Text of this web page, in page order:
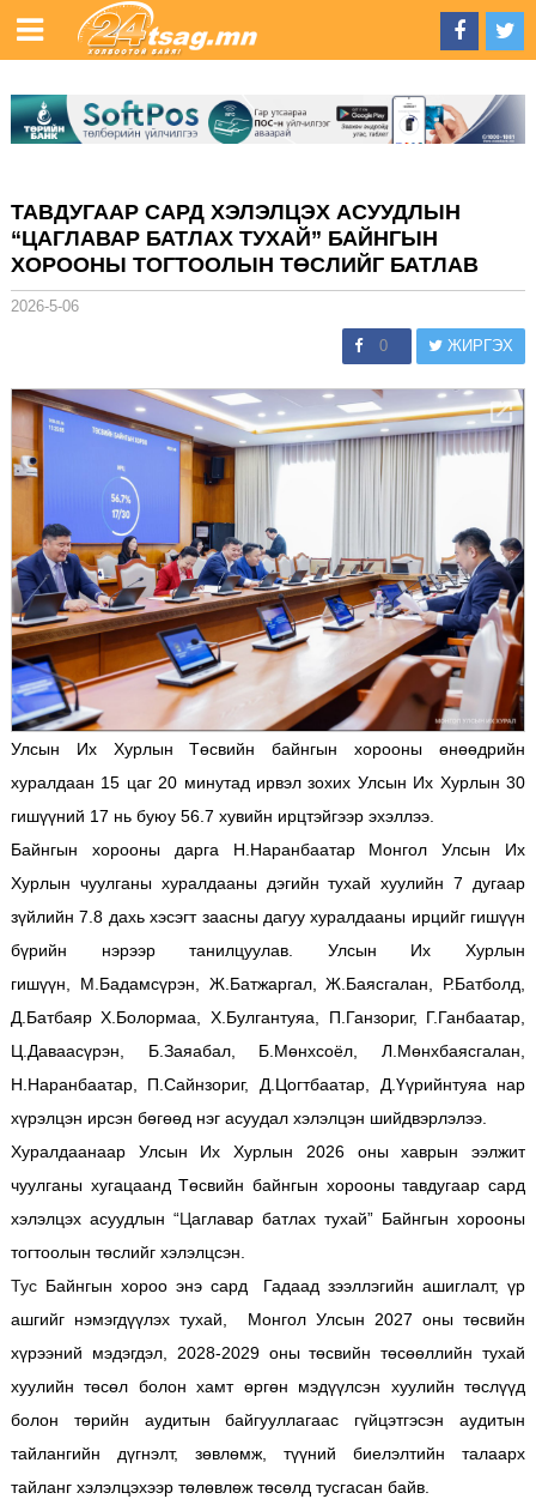
ТАВДУГААР САРД ХЭЛЭЛЦЭХ АСУУДЛЫН
“ЦАГЛАВАР БАТЛАХ ТУХАЙ” БАЙНГЫН
ХОРООНЫ ТОГТООЛЫН ТӨСЛИЙГ БАТЛАВ
2026-5-06
0 ЖИРГЭХ
Улсын Их Хурлын Төсвийн байнгын хорооны өнөөдрийн
хуралдаан 15 цаг 20 минутад ирвэл зохих Улсын Их Хурлын 30
гишүүний 17 нь буюу 56.7 хувийн ирцтэйгээр эхэллээ.
Байнгын хорооны дарга Н.Наранбаатар Монгол Улсын Их
Хурлын чуулганы хуралдааны дэгийн тухай хуулийн 7 дугаар
зүйлийн 7.8 дахь хэсэгт заасны дагуу хуралдааны ирцийг гишүүн
бүрийн нэрээр танилцуулав. Улсын Их Хурлын
гишүүн,
М.Бадамсүрэн, Ж.Батжаргал, Ж.Баясгалан, Р.Батболд,
Д.Батбаяр Х.Болормаа, Х.Булгантуяа, П.Ганзориг, Г.Ганбаатар,
Ц.Даваасүрэн, Б.Заяабал, Б.Мөнхсоёл, Л.Мөнхбаясгалан,
Н.Наранбаатар, П.Сайнзориг, Д.Цогтбаатар, Д.Үүрийнтуяа нар
хүрэлцэн ирсэн бөгөөд нэг асуудал хэлэлцэн шийдвэрлэлээ.
Хуралдаанаар Улсын Их Хурлын 2026 оны хаврын ээлжит
чуулганы хугацаанд Төсвийн байнгын хорооны тавдугаар сард
хэлэлцэх асуудлын “Цаглавар батлах тухай” Байнгын хорооны
тогтоолын төслийг хэлэлцсэн.
Тус Байнгын хороо энэ сард Гадаад зээллэгийн ашиглалт, үр
ашгийг нэмэгдүүлэх тухай, Монгол Улсын 2027 оны төсвийн
хүрээний мэдэгдэл, 2028-2029 оны төсвийн төсөөллийн тухай
хуулийн төсөл болон хамт өргөн мэдүүлсэн хуулийн төслүүд
болон төрийн аудитын байгууллагаас гүйцэтгэсэн аудитын
тайлангийн дүгнэлт, зөвлөмж, түүний биелэлтийн талаарх
тайланг хэлэлцэхээр төлөвлөж төсөлд тусгасан байв.